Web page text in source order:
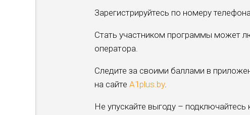
Зарегистрируйтесь по номеру
Стать участником программы может
оператора.
Следите за своими баллами в
на сайте A1plus.by.
Не упускайте выгоду –